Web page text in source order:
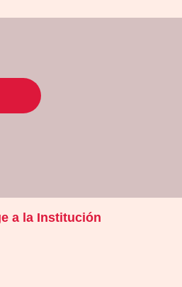
a la Institución